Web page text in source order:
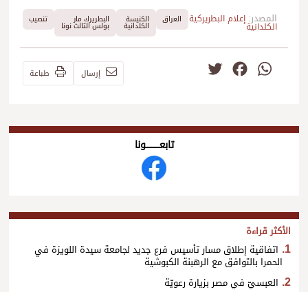
المصدر: إعلام البطريركية
الكلدانية
العراق الكنيسة
الكلدانية
البطريرك مار
بولس الثالث نونا
تنصيب
WhatsApp
Facebook إرسال طباعة
تابعــــــــــونا
الأكثر قراءة
اتفاقية إطلاق مسار تأسيس فرع جديد لجامعة سيدة اللويزة في
الحمرا بالتوافق مع الرهبنة الكبوشية
العبسيّ في مصر بزيارة رعويّة